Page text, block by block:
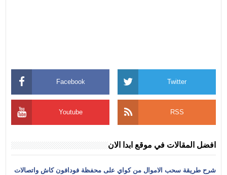
Facebook Twitter
Youtube RSS
افضل المقالات في موقع ابدا الان
شرح طريقة سحب الاموال من كواي على محفظة فودافون كاش واتصالات